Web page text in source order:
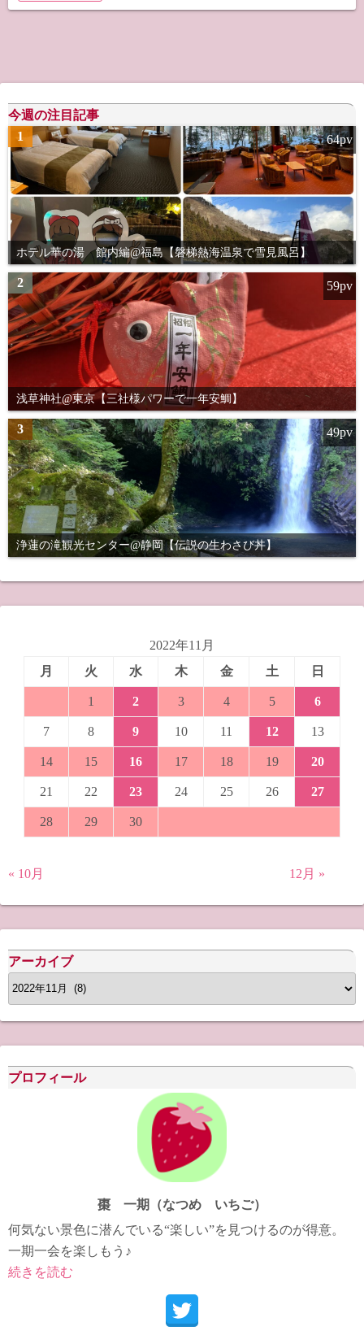
今週の注目記事
1
ホテル華の湯 館内編@福島【磐梯熱海温泉で雪見風呂】
64pv
2
浅草神社@東京【三社様パワーで一年安鯛】
59pv
3
浄蓮の滝観光センター@静岡【伝説の生わさび丼】
49pv
2022年11月
月
火 水 木 金 土 日
1 2 3 4 5 6
7 8 9 10 11 12 13
14 15 16 17 18 19 20
21 22 23 24 25 26 27
28 29 30
« 10月 12月 »
アーカイブ
ア
ー
カ
イ
ブ
プロフィール
棗 一期（なつめ いちご）
何気ない景色に潜んでいる“楽しい”を見つけるのが得意。
一期一会を楽しもう♪
続きを読む